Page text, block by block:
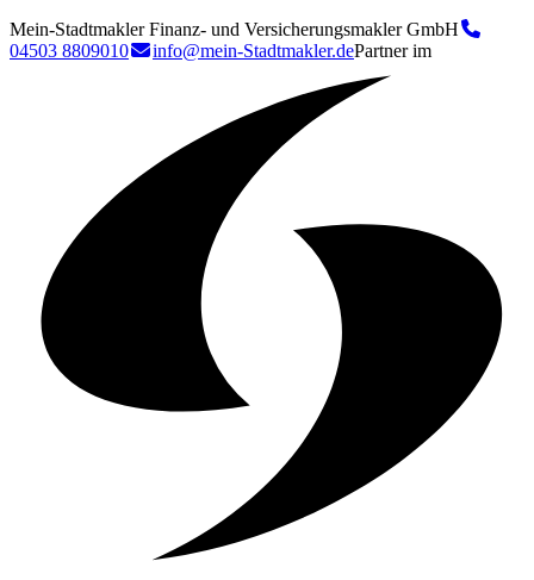
Mein-Stadtmakler Finanz- und Versicherungsmakler GmbH
04503 8809010
info@mein-Stadtmakler.dePartner im